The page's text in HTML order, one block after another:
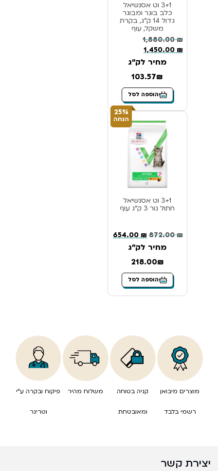
3+1 וט אסנשיאל
כלב בוגר ומבוגר
גדול 14 ק”ג, בקרת
משקל, עוף
1,880.00₪
1,450.00 ₪
מחיר לק"ג
103.57₪
הוספה לסל
25%
הנחה
3+1 וט אסנשיאל
חתול גור 3 ק”ג עוף
872.00₪
654.00 ₪
מחיר לק"ג
218.00₪
הוספה לסל
מוצרים מיבואן
רשמי בלבד
קניה בטוחה
ומאובטחת
משלוח מהיר פיקוח ובקרה ע”י
וטרינר
יצירת קשר